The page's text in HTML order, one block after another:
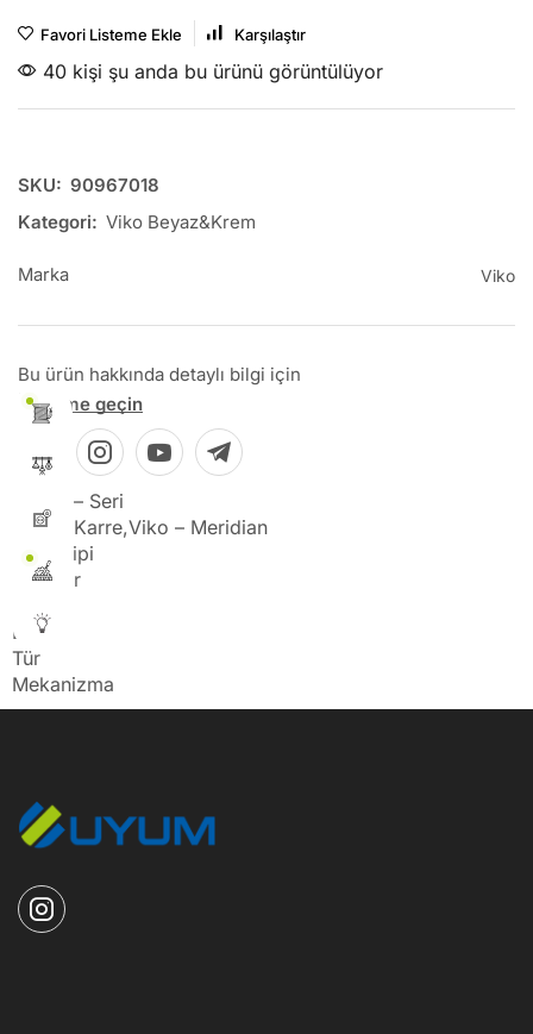
Favori Listeme Ekle Karşılaştır
40 kişi şu anda bu ürünü görüntülüyor
SKU: 90967018
Kategori: Viko Beyaz&Krem
Marka Viko
Bu ürün hakkında detaylı bilgi için
İletişime geçin
Marka – Seri
Viko – Karre,Viko – Meridian
Ürün Tipi
Anahtar
Beyaz
Tür
Mekanizma